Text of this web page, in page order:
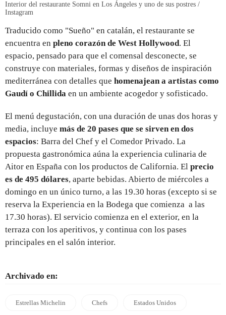
Interior del restaurante Somni en Los Ángeles y uno de sus postres /
Instagram
Traducido como "Sueño" en catalán, el restaurante se
encuentra en pleno corazón de West Hollywood. El
espacio, pensado para que el comensal desconecte, se
construye con materiales, formas y diseños de inspiración
mediterránea con detalles que homenajean a artistas como
Gaudí o Chillida en un ambiente acogedor y sofisticado.
El menú degustación, con una duración de unas dos horas y
media, incluye más de 20 pases que se sirven en dos
espacios: Barra del Chef y el Comedor Privado. La
propuesta gastronómica aúna la experiencia culinaria de
Aitor en España con los productos de California. El precio
es de 495 dólares, aparte bebidas. Abierto de miércoles a
domingo en un único turno, a las 19.30 horas (excepto si se
reserva la Experiencia en la Bodega que comienza a las
17.30 horas). El servicio comienza en el exterior, en la
terraza con los aperitivos, y continua con los pases
principales en el salón interior.
Archivado en:
Estrellas Michelin Chefs Estados Unidos